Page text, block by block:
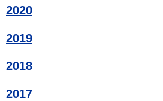
2020
2019
2018
2017